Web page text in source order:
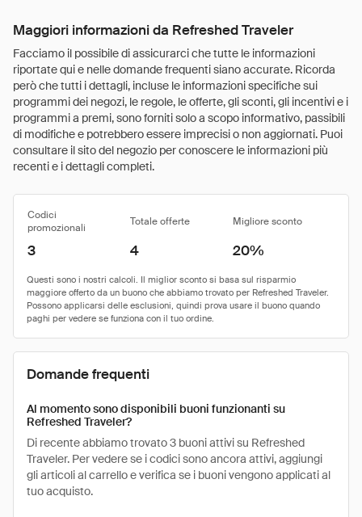
Maggiori informazioni da Refreshed Traveler
Facciamo il possibile di assicurarci che tutte le informazioni
riportate qui e nelle domande frequenti siano accurate. Ricorda
però che tutti i dettagli, incluse le informazioni specifiche sui
programmi dei negozi, le regole, le offerte, gli sconti, gli incentivi e i
programmi a premi, sono forniti solo a scopo informativo, passibili
di modifiche e potrebbero essere imprecisi o non aggiornati. Puoi
consultare il sito del negozio per conoscere le informazioni più
recenti e i dettagli completi.
Codici
promozionali
Totale offerte Migliore sconto
3 4 20%
Domande frequenti
Al momento sono disponibili buoni funzionanti su
Refreshed Traveler?
Di recente abbiamo trovato 3 buoni attivi su Refreshed
Traveler. Per vedere se i codici sono ancora attivi, aggiungi
gli articoli al carrello e verifica se i buoni vengono applicati al
tuo acquisto.